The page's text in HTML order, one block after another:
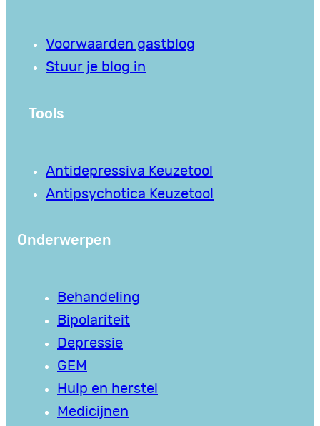
Voorwaarden gastblog
Stuur je blog in
Tools
Antidepressiva Keuzetool
Antipsychotica Keuzetool
Onderwerpen
Behandeling
Bipolariteit
Depressie
GEM
Hulp en herstel
Medicijnen